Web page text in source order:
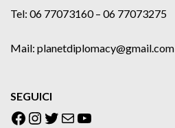
Tel: 06 77073160 – 06 77073275
Mail: planetdiplomacy@gmail.com
SEGUICI
Facebook
Instagram
Twitter
EmailYouTube